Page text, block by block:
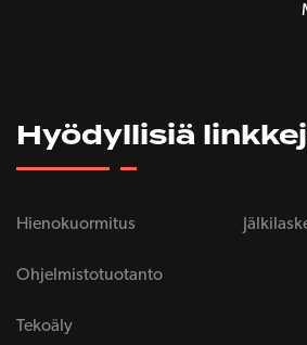
Hyödyllisiä
Hienokuormitus
Ohjelmistotuotanto
Tekoäly